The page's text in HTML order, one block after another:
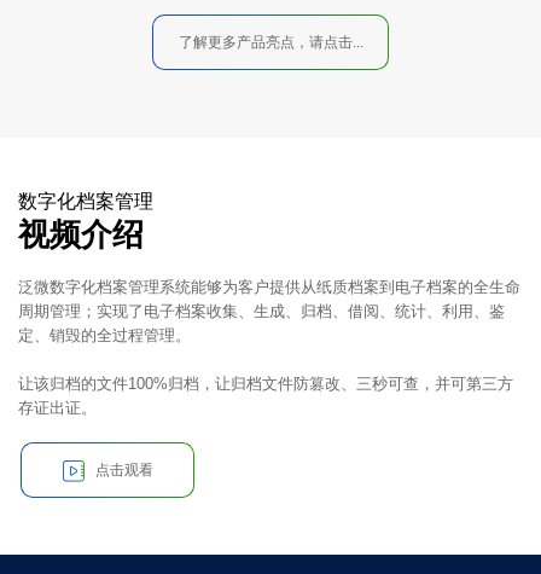
了解更多产品亮点，请点击...
数字化档案管理
视频介绍
泛微数字化档案管理系统能够为客户提供从纸质档案到电子档案的全生命
周期管理；实现了电子档案收集、生成、归档、借阅、统计、利用、鉴
定、销毁的全过程管理。
让该归档的文件100%归档，让归档文件防篡改、三秒可查，并可第三方
存证出证。
点击观看